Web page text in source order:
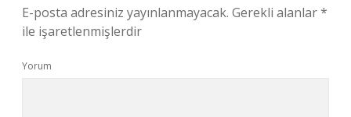
E-posta adresiniz yayınlanmayacak. Gerekli alanlar*
ile işaretlenmişlerdir
Yorum